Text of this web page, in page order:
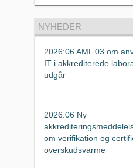
NYHEDER
2026:06 AML 03 om
IT i akkrediterede
udgår
2026:06 Ny
om verifikation og
overskudsvarme